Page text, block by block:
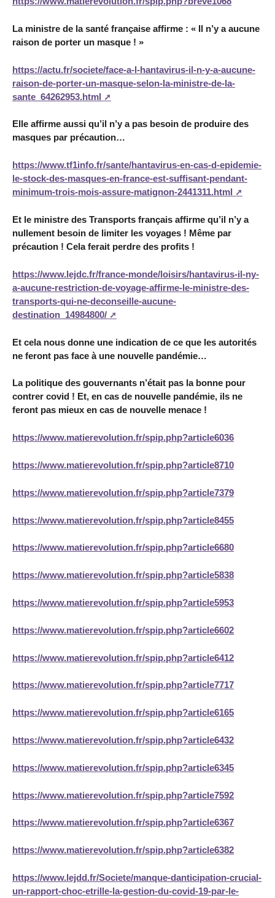
La ministre de la santé française affirme : « Il n’y a aucune
raison de porter un masque ! »
https://actu.fr/societe/face-a-l-hantavirus-il-n-y-a-aucune-
raison-de-porter-un-masque-selon-la-ministre-de-la-
sante_64262953.html
Elle affirme aussi qu’il n’y a pas besoin de produire des
masques par précaution…
https://www.tf1info.fr/sante/hantavirus-en-cas-d-epidemie-
le-stock-des-masques-en-france-est-suffisant-pendant-
minimum-trois-mois-assure-matignon-2441311.html
Et le ministre des Transports français affirme qu’il n’y a
nullement besoin de limiter les voyages ! Même par
précaution ! Cela ferait perdre des profits !
https://www.lejdc.fr/france-monde/loisirs/hantavirus-il-ny-
a-aucune-restriction-de-voyage-affirme-le-ministre-des-
transports-qui-ne-deconseille-aucune-
destination_14984800/
Et cela nous donne une indication de ce que les autorités
ne feront pas face à une nouvelle pandémie…
La politique des gouvernants n’était pas la bonne pour
contrer covid ! Et, en cas de nouvelle pandémie, ils ne
feront pas mieux en cas de nouvelle menace !
https://www.matierevolution.fr/spip.php?article6036
https://www.matierevolution.fr/spip.php?article8710
https://www.matierevolution.fr/spip.php?article7379
https://www.matierevolution.fr/spip.php?article8455
https://www.matierevolution.fr/spip.php?article6680
https://www.matierevolution.fr/spip.php?article5838
https://www.matierevolution.fr/spip.php?article5953
https://www.matierevolution.fr/spip.php?article6602
https://www.matierevolution.fr/spip.php?article6412
https://www.matierevolution.fr/spip.php?article7717
https://www.matierevolution.fr/spip.php?article6165
https://www.matierevolution.fr/spip.php?article6432
https://www.matierevolution.fr/spip.php?article6345
https://www.matierevolution.fr/spip.php?article7592
https://www.matierevolution.fr/spip.php?article6367
https://www.matierevolution.fr/spip.php?article6382
https://www.lejdd.fr/Societe/manque-danticipation-crucial-
un-rapport-choc-etrille-la-gestion-du-covid-19-par-le-